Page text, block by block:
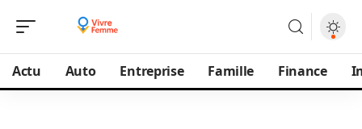
Actu Auto Entreprise Famille Finance